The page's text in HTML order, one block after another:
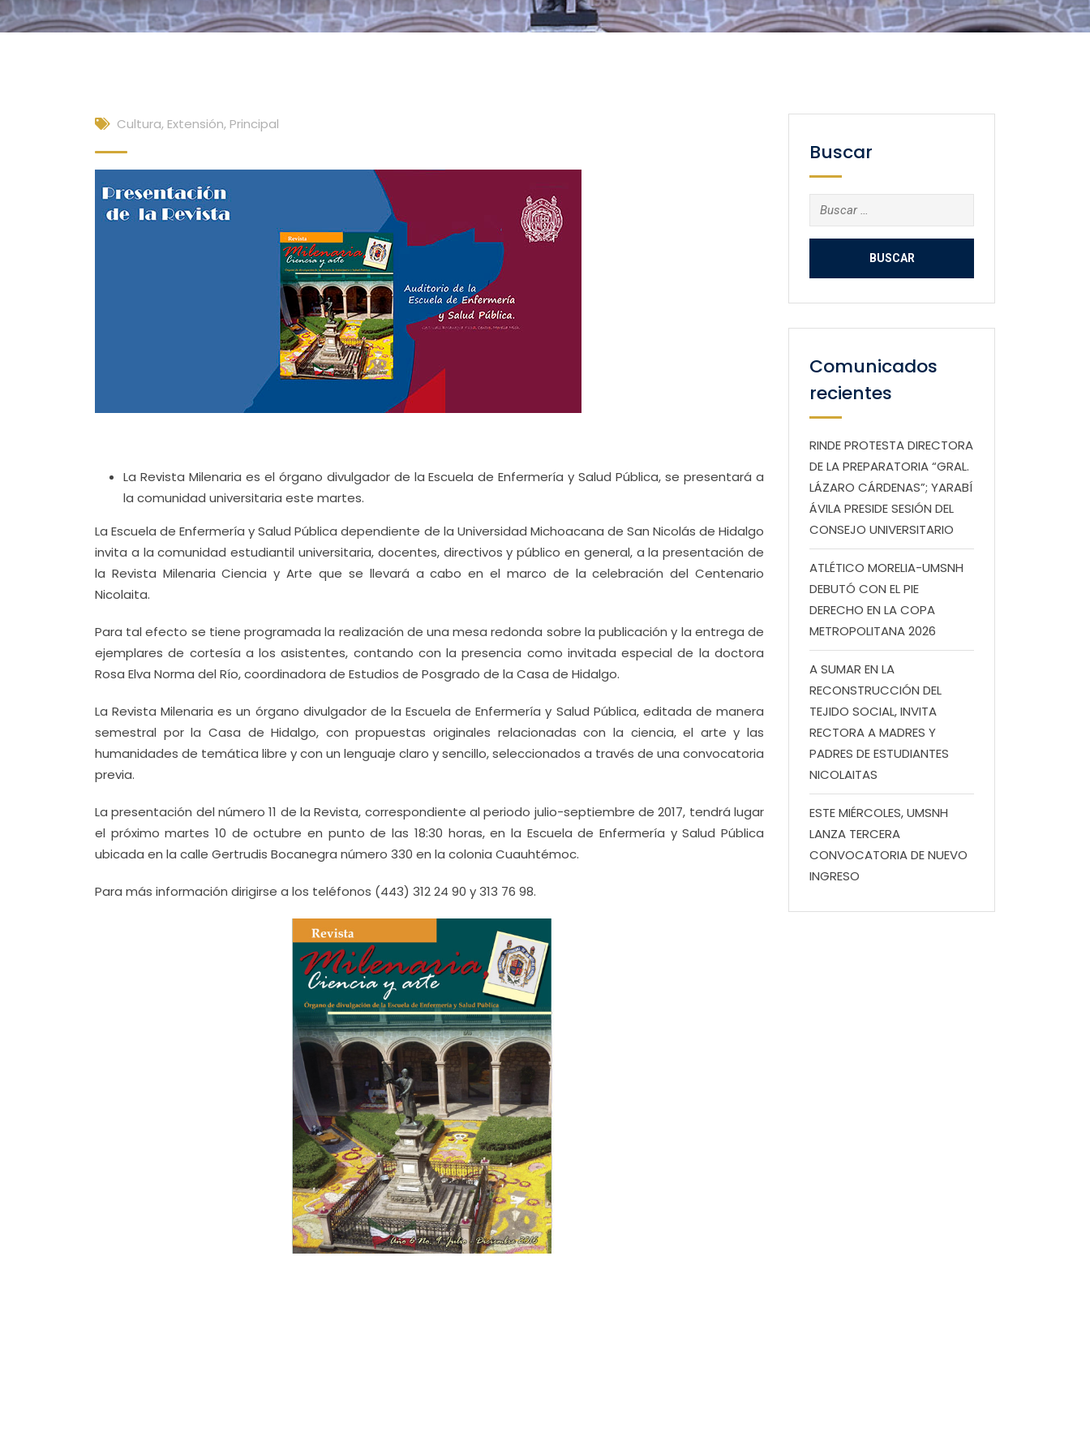
Cultura, Extensión, Principal
La Revista Milenaria es el órgano divulgador de la Escuela de Enfermería y Salud Pública, se presentará a
la comunidad universitaria este martes.
La Escuela de Enfermería y Salud Pública dependiente de la Universidad Michoacana de San Nicolás de Hidalgo
invita a la comunidad estudiantil universitaria, docentes, directivos y público en general, a la presentación de
la Revista Milenaria Ciencia y Arte que se llevará a cabo en el marco de la celebración del Centenario
Nicolaita.
Para tal efecto se tiene programada la realización de una mesa redonda sobre la publicación y la entrega de
ejemplares de cortesía a los asistentes, contando con la presencia como invitada especial de la doctora
Rosa Elva Norma del Río, coordinadora de Estudios de Posgrado de la Casa de Hidalgo.
La Revista Milenaria es un órgano divulgador de la Escuela de Enfermería y Salud Pública, editada de manera
semestral por la Casa de Hidalgo, con propuestas originales relacionadas con la ciencia, el arte y las
humanidades de temática libre y con un lenguaje claro y sencillo, seleccionados a través de una convocatoria
previa.
La presentación del número 11 de la Revista, correspondiente al periodo julio-septiembre de 2017, tendrá lugar
el próximo martes 10 de octubre en punto de las 18:30 horas, en la Escuela de Enfermería y Salud Pública
ubicada en la calle Gertrudis Bocanegra número 330 en la colonia Cuauhtémoc.
Para más información dirigirse a los teléfonos (443) 312 24 90 y 313 76 98.
Buscar
Buscar:
Comunicados
recientes
RINDE PROTESTA DIRECTORA
DE LA PREPARATORIA “GRAL.
LÁZARO CÁRDENAS”; YARABÍ
ÁVILA PRESIDE SESIÓN DEL
CONSEJO UNIVERSITARIO
ATLÉTICO MORELIA-UMSNH
DEBUTÓ CON EL PIE
DERECHO EN LA COPA
METROPOLITANA 2026
A SUMAR EN LA
RECONSTRUCCIÓN DEL
TEJIDO SOCIAL, INVITA
RECTORA A MADRES Y
PADRES DE ESTUDIANTES
NICOLAITAS
ESTE MIÉRCOLES, UMSNH
LANZA TERCERA
CONVOCATORIA DE NUEVO
INGRESO